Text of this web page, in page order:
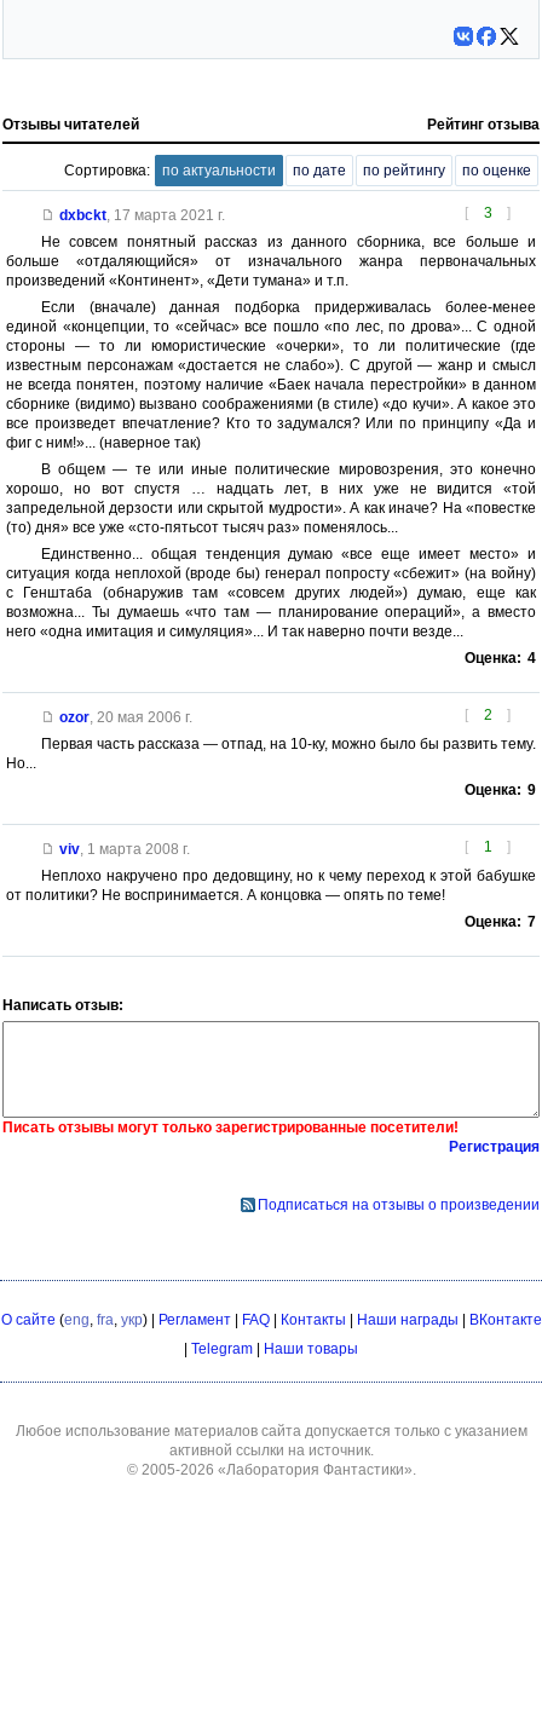
Отзывы читателей Рейтинг отзыва
Сортировка: по актуальности по дате по рейтингу по оценке
[ 3 ]
dxbckt, 17 марта 2021 г.
Не совсем понятный рассказ из данного сборника, все больше и
больше «отдаляющийся» от изначального жанра первоначальных
произведений «Континент», «Дети тумана» и т.п.
Если (вначале) данная подборка придерживалась более-менее
единой «концепции, то «сейчас» все пошло «по лес, по дрова»... С одной
стороны — то ли юмористические «очерки», то ли политические (где
известным персонажам «достается не слабо»). С другой — жанр и смысл
не всегда понятен, поэтому наличие «Баек начала перестройки» в данном
сборнике (видимо) вызвано соображениями (в стиле) «до кучи». А какое это
все произведет впечатление? Кто то задумался? Или по принципу «Да и
фиг с ним!»... (наверное так)
В общем — те или иные политические мировозрения, это конечно
хорошо, но вот спустя … надцать лет, в них уже не видится «той
запредельной дерзости или скрытой мудрости». А как иначе? На «повестке
(то) дня» все уже «сто-пятьсот тысяч раз» поменялось...
Единственно... общая тенденция думаю «все еще имеет место» и
ситуация когда неплохой (вроде бы) генерал попросту «сбежит» (на войну)
с Генштаба (обнаружив там «совсем других людей») думаю, еще как
возможна... Ты думаешь «что там — планирование операций», а вместо
него «одна имитация и симуляция»... И так наверно почти везде...
Оценка: 4
[ 2 ]
ozor, 20 мая 2006 г.
Первая часть рассказа — отпад, на 10-ку, можно было бы развить тему.
Но...
Оценка: 9
[ 1 ]
viv, 1 марта 2008 г.
Неплохо накручено про дедовщину, но к чему переход к этой бабушке
от политики? Не воспринимается. А концовка — опять по теме!
Оценка: 7
Написать отзыв:
Писать отзывы могут только зарегистрированные посетители!
Регистрация
Подписаться на отзывы о произведении
О сайте (eng fra укр) | Регламент| FAQ| Контакты | Наши награды | ВКонтакте
| Telegram | Наши товары
Любое использование материалов сайта допускается только с указанием
активной ссылки на источник.
© 2005-2026 «Лаборатория Фантастики»